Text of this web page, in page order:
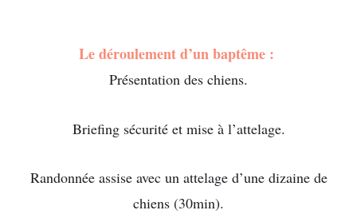
Le déroulement d’un baptême :
Présentation des chiens.
Briefing sécurité et mise à l’attelage.
Randonnée assise avec un attelage d’une dizaine de
chiens (30min).